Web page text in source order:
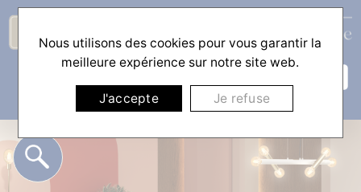
☰
Nous utilisons des cookies pour vous garantir la
meilleure expérience sur notre site web.
J'accepte Je refuse